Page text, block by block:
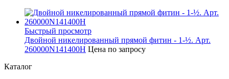
Быстрый просмотр
Двойной никелированный прямой фитин - 1-½. Арт.
260000N141400H Цена по запросу
Каталог